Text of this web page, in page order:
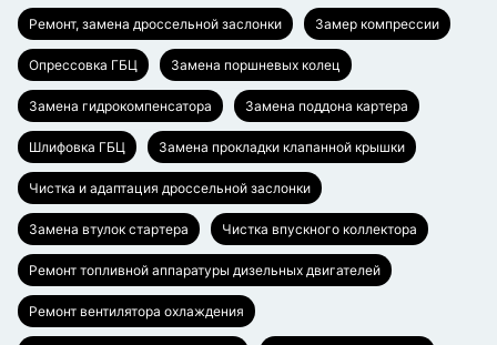
Ремонт, замена дроссельной заслонки Замер компрессии
Опрессовка ГБЦ Замена поршневых колец
Замена гидрокомпенсатора Замена поддона картера
Шлифовка ГБЦ Замена прокладки клапанной крышки
Чистка и адаптация дроссельной заслонки
Замена втулок стартера Чистка впускного коллектора
Ремонт топливной аппаратуры дизельных двигателей
Ремонт вентилятора охлаждения